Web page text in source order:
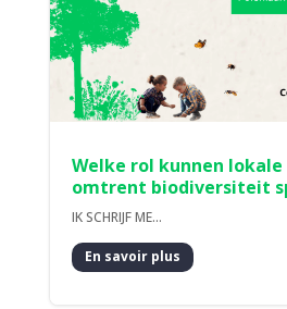
Welke rol kunnen
omtrent biodiversiteit
IK SCHRIJF ME...
En savoir plus